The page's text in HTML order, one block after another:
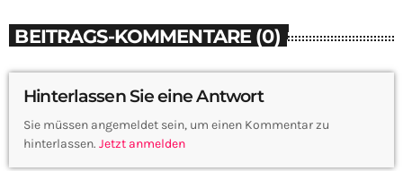
BEITRAGS-KOMMENTARE (0)
Hinterlassen Sie eine Antwort
Sie müssen angemeldet sein, um einen Kommentar zu
hinterlassen. Jetzt anmelden